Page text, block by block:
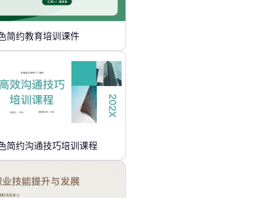
简约教育培训课件
简约沟通技巧培训课程